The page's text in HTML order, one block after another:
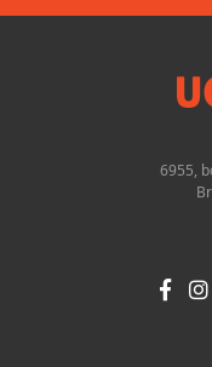
6955,